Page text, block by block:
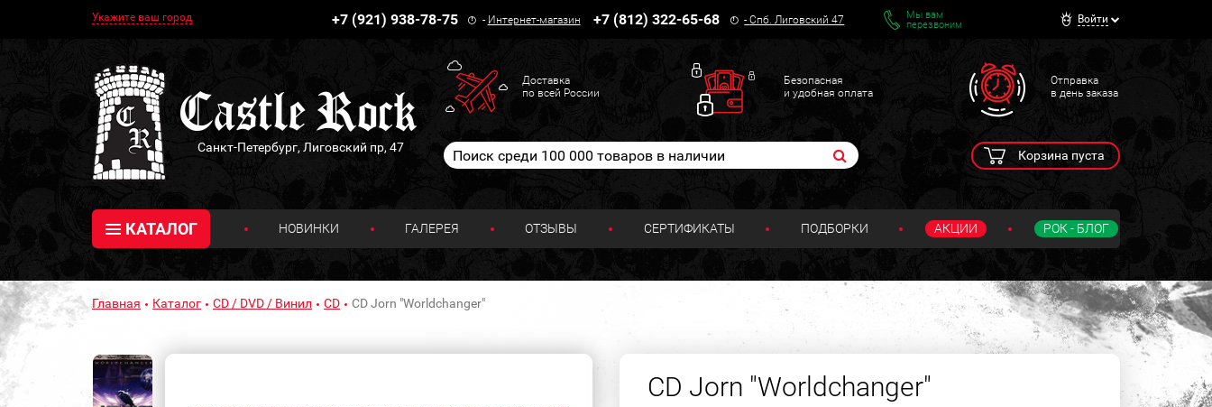
Укажите ваш город +7 (921) 938-78-75 - Интернет-магазин +7 (812) 322-65-68 -Спб. Лиговский 47
Мы вам
перезвоним
Войти
Санкт-Петербург, Лиговский пр, 47
Доставка
по всей России
Безопасная
и удобная оплата
Отправка
в день заказа
Корзина пуста
КАТАЛОГ НОВИНКИ ГАЛЕРЕЯ ОТЗЫВЫ СЕРТИФИКАТЫ ПОДБОРКИ АКЦИИ РОК - БЛОГ
Главная Каталог CD / DVD / Винил CD CD Jorn "Worldchanger"
CD Jorn "Worldchanger"